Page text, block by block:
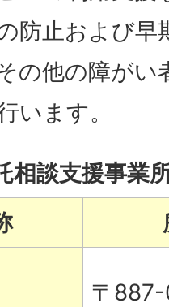
防止および
の他の障がい
います。
相談支援事業
〒